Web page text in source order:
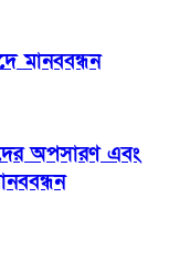
মানববন্ধন
অপসারণ এবং